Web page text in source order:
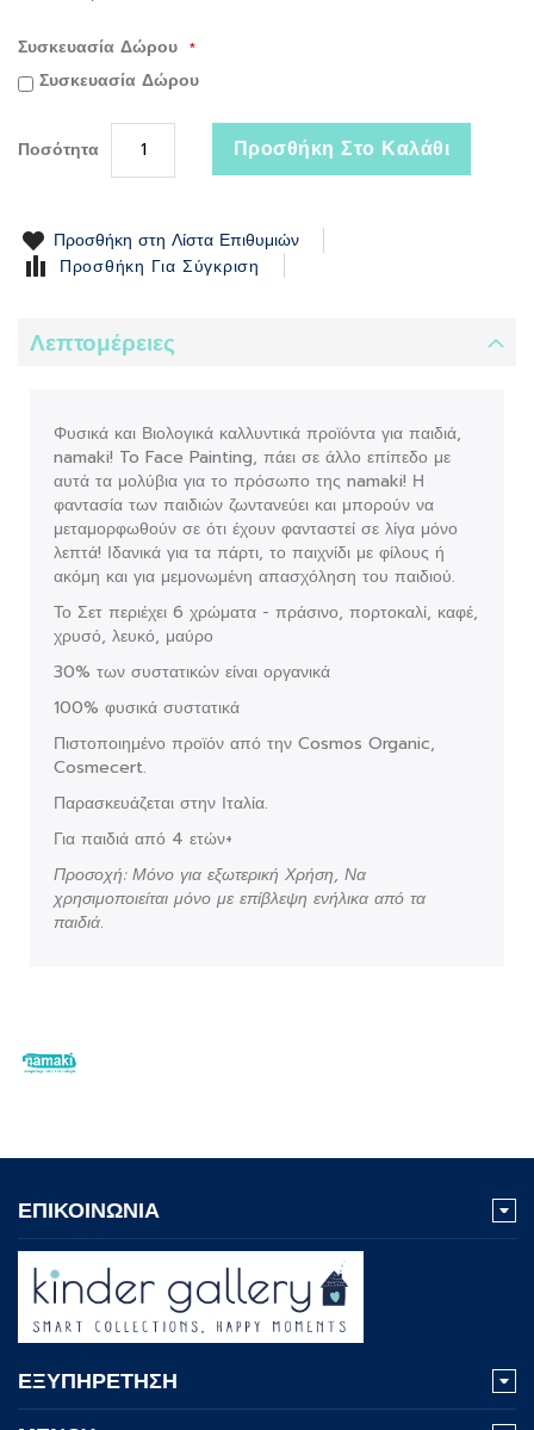
Συσκευασία Δώρου
Συσκευασία Δώρου
Ποσότητα Προσθήκη Στο Καλάθι
Προσθήκη στη Λίστα Επιθυμιών
Προσθήκη Για Σύγκριση
Λεπτομέρειες
Φυσικά και Βιολογικά καλλυντικά προϊόντα για παιδιά,
namaki! To Face Painting, πάει σε άλλο επίπεδο με
αυτά τα μολύβια για το πρόσωπο της namaki! Η
φαντασία των παιδιών ζωντανεύει και μπορούν να
μεταμορφωθούν σε ότι έχουν φανταστεί σε λίγα μόνο
λεπτά! Ιδανικά για τα πάρτι, το παιχνίδι με φίλους ή
ακόμη και για μεμονωμένη απασχόληση του παιδιού.
Το Σετ περιέχει 6 χρώματα - πράσινο, πορτοκαλί, καφέ,
χρυσό, λευκό, μαύρο
30% των συστατικών είναι οργανικά
100% φυσικά συστατικά
Πιστοποιημένο προϊόν από την Cosmos Organic,
Cosmecert.
Παρασκευάζεται στην Ιταλία.
Για παιδιά από 4 ετών+
Προσοχή: Μόνο για εξωτερική Χρήση, Να
χρησιμοποιείται μόνο με επίβλεψη ενήλικα από τα
παιδιά.
ΕΠΙΚΟΙΝΩΝΙΑ
ΕΞΥΠΗΡΕΤΗΣΗ